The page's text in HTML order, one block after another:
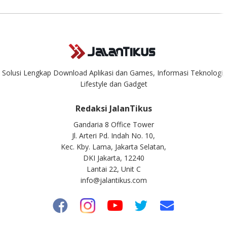
Solusi Lengkap Download Aplikasi dan Games, Informasi Teknologi,
Lifestyle dan Gadget
Redaksi JalanTikus
Gandaria 8 Office Tower
Jl. Arteri Pd. Indah No. 10,
Kec. Kby. Lama, Jakarta Selatan,
DKI Jakarta, 12240
Lantai 22, Unit C
info@jalantikus.com